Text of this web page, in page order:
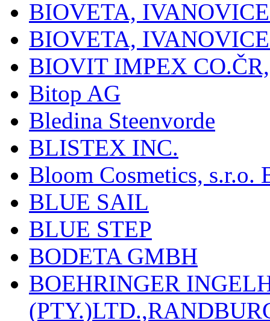
BIOVETA,
BIOVETA,
BIOVIT IMPEX
Bitop AG
Bledina Steenvorde
BLISTEX INC.
Bloom Cosmetics, s.r.o.
BLUE SAIL
BLUE STEP
BODETA GMBH
BOEHRINGER